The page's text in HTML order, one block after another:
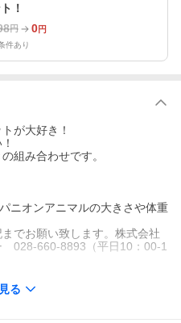
！
円 0円
件あり
が大好き！
組み合わせです。
ニオンアニマルの大きさや体重
でお願い致します。株式会社
028-660-8893（平日10：00-1
る